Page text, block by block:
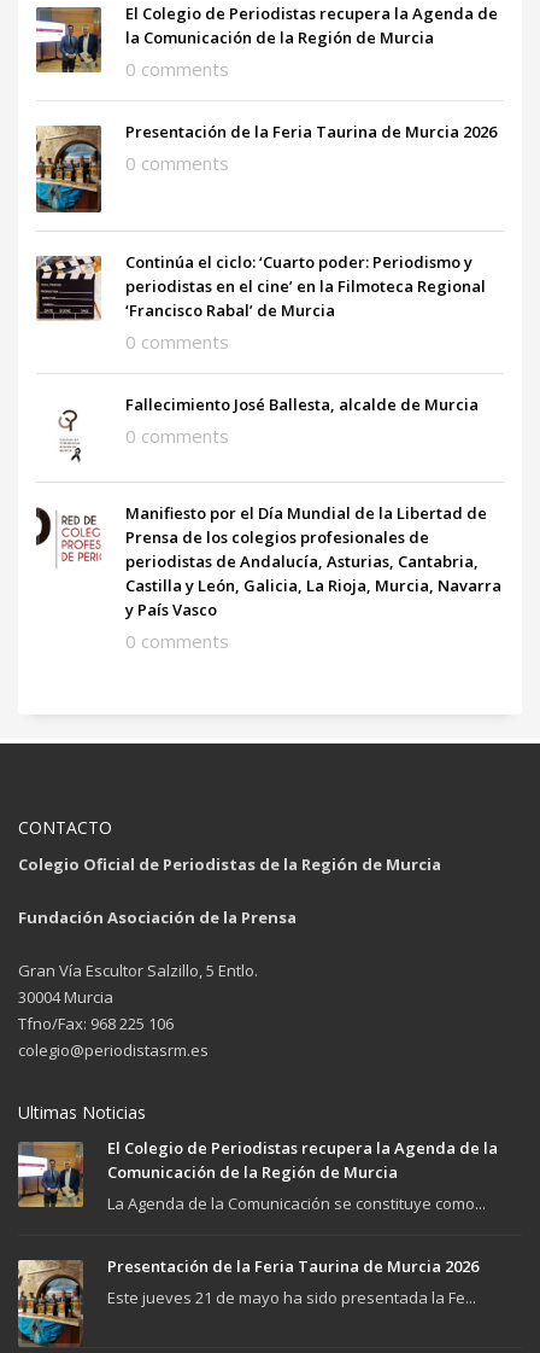
El Colegio de Periodistas recupera la Agenda de
la Comunicación de la Región de Murcia
0 comments
Presentación de la Feria Taurina de Murcia 2026
0 comments
Continúa el ciclo: ‘Cuarto poder: Periodismo y
periodistas en el cine’ en la Filmoteca Regional
‘Francisco Rabal’ de Murcia
0 comments
Fallecimiento José Ballesta, alcalde de Murcia
0 comments
Manifiesto por el Día Mundial de la Libertad de
Prensa de los colegios profesionales de
periodistas de Andalucía, Asturias, Cantabria,
Castilla y León, Galicia, La Rioja, Murcia, Navarra
y País Vasco
0 comments
CONTACTO
Colegio Oficial de Periodistas de la Región de Murcia
Fundación Asociación de la Prensa
Gran Vía Escultor Salzillo, 5 Entlo.
30004 Murcia
Tfno/Fax: 968 225 106
colegio@periodistasrm.es
Ultimas Noticias
El Colegio de Periodistas recupera la Agenda de la
Comunicación de la Región de Murcia
La Agenda de la Comunicación se constituye como...
Presentación de la Feria Taurina de Murcia 2026
Este jueves 21 de mayo ha sido presentada la Fe...